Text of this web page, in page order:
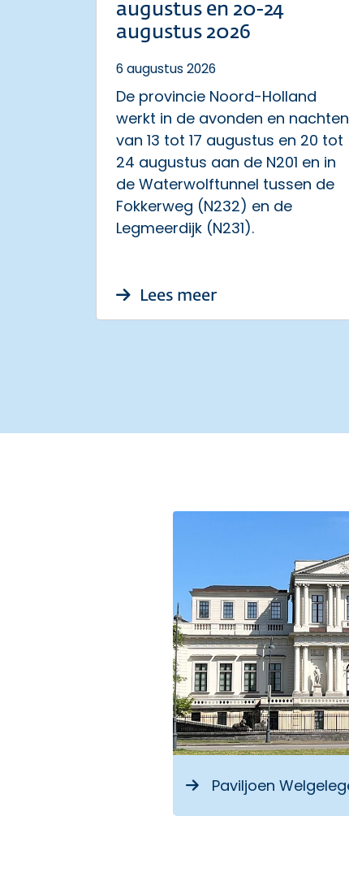
augustus en 20-24
augustus 2026
6 augustus 2026
De provincie Noord-Holland
werkt in de avonden en nachten
van 13 tot 17 augustus en 20 tot
24 augustus aan de N201 en in
de Waterwolftunnel tussen de
Fokkerweg (N232) en de
Legmeerdijk (N231).
Lees meerover Avond- en
Paviljoen